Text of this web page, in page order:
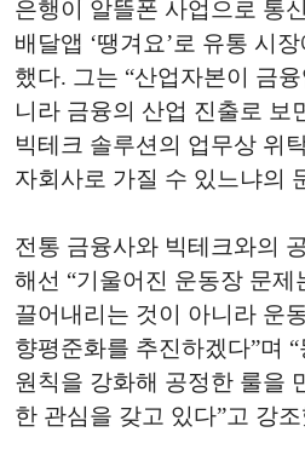
은행이 알뜰폰 사업으로 통
배달앱 ‘땡겨요’로 유통 시
했다. 그는 “산업자본이 금
니라 금융의 산업 진출로 보
빅테크 솔루션의 업무상 위
자회사로 가질 수 있느냐의
전통 금융사와 빅테크와의
해선 “기울어진 운동장 문제
끌어내리는 것이 아니라 운
향평준화를 추진하겠다”며
원칙을 강화해 공정한 룰을
한 관심을 갖고 있다”고 강